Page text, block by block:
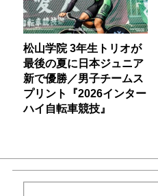
松山学院 3年生トリオが
最後の夏に日本ジュニア
新で優勝／男子チームス
プリント『2026インター
ハイ自転車競技』